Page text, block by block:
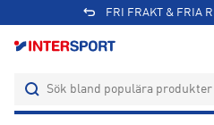
FRI FRAKT & FRIA